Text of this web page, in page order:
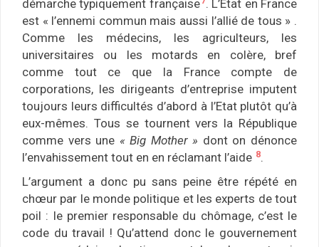
démarche typiquement française . L’Etat en France
est « l’ennemi commun mais aussi l’allié de tous » .
Comme les médecins, les agriculteurs, les
universitaires ou les motards en colère, bref
comme tout ce que la France compte de
corporations, les dirigeants d’entreprise imputent
toujours leurs difficultés d’abord à l’Etat plutôt qu’à
eux-mêmes. Tous se tournent vers la République
comme vers une « Big Mother » dont on dénonce
l’envahissement tout en en réclamant l’aide 8.
L’argument a donc pu sans peine être répété en
chœur par le monde politique et les experts de tout
poil : le premier responsable du chômage, c’est le
code du travail ! Qu’attend donc le gouvernement